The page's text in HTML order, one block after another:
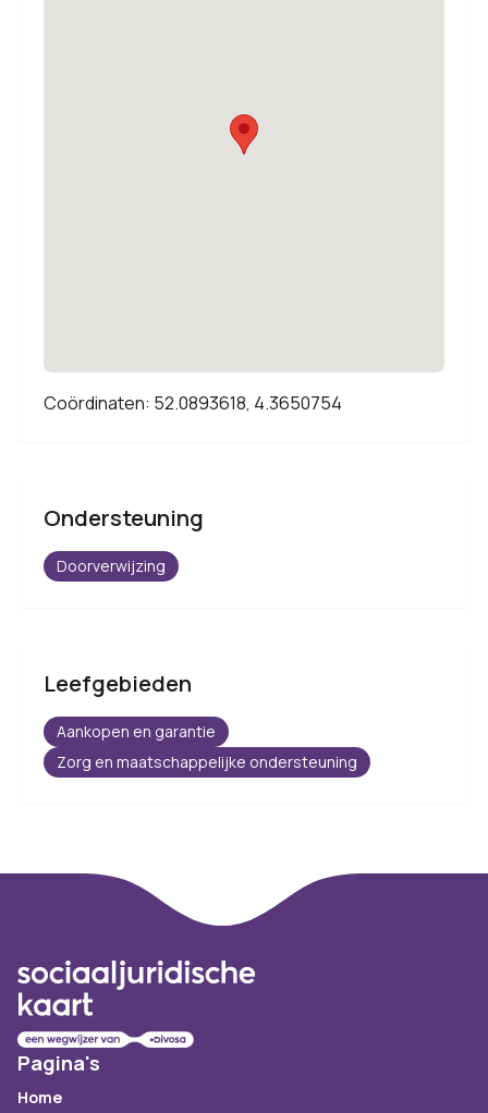
Coördinaten: 52.0893618, 4.3650754
Ondersteuning
Doorverwijzing
Leefgebieden
Aankopen en garantie
Zorg en maatschappelijke ondersteuning
Pagina's
Home